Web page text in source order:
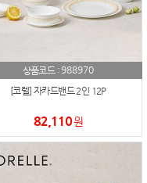
상품코드 :988970
[코렐] 자카드밴드 2인 12P
82,110원